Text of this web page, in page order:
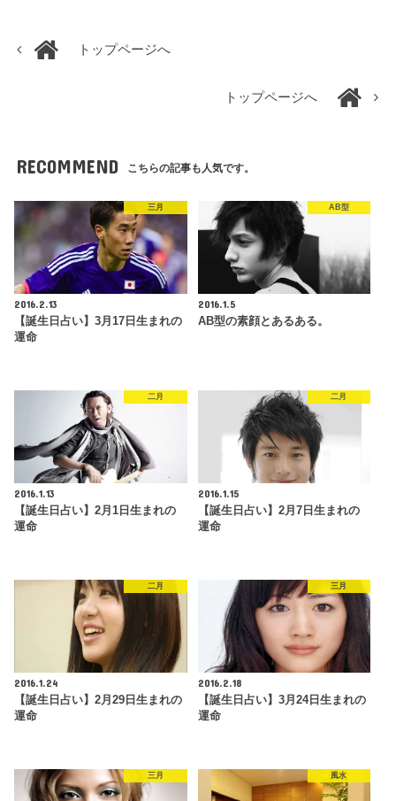
トップページへ
トップページへ
RECOMMEND こちらの記事も人気です。
三月
2016.2.13
【誕生日占い】3月17日生まれの
運命
AB型
2016.1.5
AB型の素顔とあるある。
二月
2016.1.13
【誕生日占い】2月1日生まれの
運命
二月
2016.1.15
【誕生日占い】2月7日生まれの
運命
二月
2016.1.24
【誕生日占い】2月29日生まれの
運命
三月
2016.2.18
【誕生日占い】3月24日生まれの
運命
三月 風水